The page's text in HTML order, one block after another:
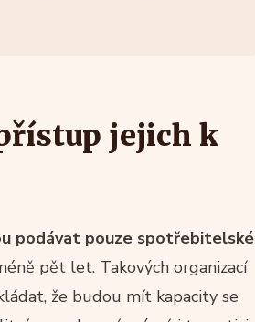
jejich k
podávat pouze spotřebitelské
pět let. Takových organizací
že budou mít kapacity se